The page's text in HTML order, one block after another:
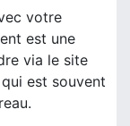
votre
est une
via le site
est souvent